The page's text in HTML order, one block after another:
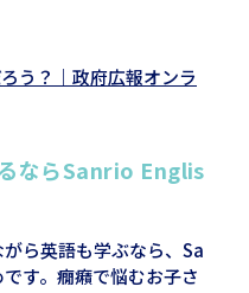
う？｜政府広報オンラ
ならSanrio Englis
ら英語も学ぶなら、 Sa
す。癇癪で悩むお子さ